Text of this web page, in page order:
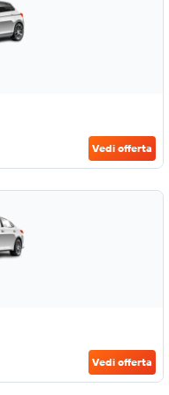
Vedi offerta
Vedi offerta